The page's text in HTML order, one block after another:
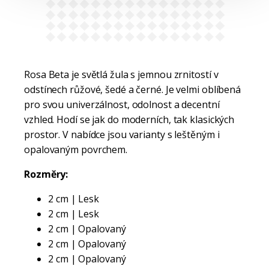
Rosa Beta je světlá žula s jemnou zrnitostí v
odstínech růžové, šedé a černé. Je velmi oblíbená
pro svou univerzálnost, odolnost a decentní
vzhled. Hodí se jak do moderních, tak klasických
prostor. V nabídce jsou varianty s leštěným i
opalovaným povrchem.
Rozměry:
2 cm | Lesk
2 cm | Lesk
2 cm | Opalovaný
2 cm | Opalovaný
2 cm | Opalovaný